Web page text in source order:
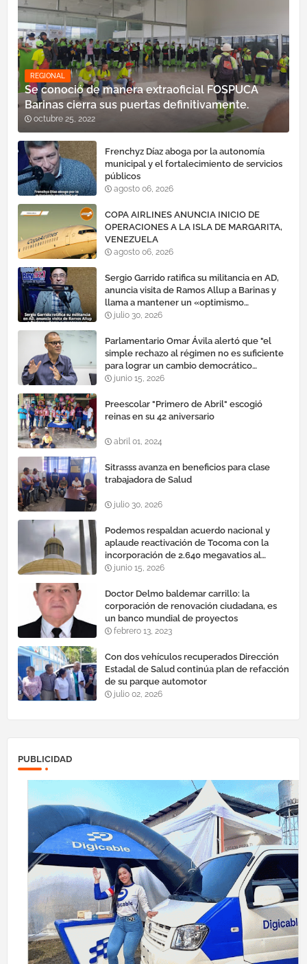
REGIONAL
Se conoció de manera extraoficial FOSPUCA
Barinas cierra sus puertas definitivamente.
octubre 25, 2022
Frenchyz Díaz aboga por la autonomía
municipal y el fortalecimiento de servicios
públicos
agosto 06, 2026
COPA AIRLINES ANUNCIA INICIO DE
OPERACIONES A LA ISLA DE MARGARITA,
VENEZUELA
agosto 06, 2026
Sergio Garrido ratifica su militancia en AD,
anuncia visita de Ramos Allup a Barinas y
llama a mantener un «optimismo
cauteloso»
julio 30, 2026
Parlamentario Omar Ávila alertó que "el
simple rechazo al régimen no es suficiente
para lograr un cambio democrático
efectivo"
junio 15, 2026
Preescolar "Primero de Abril" escogió
reinas en su 42 aniversario
abril 01, 2024
Sitrasss avanza en beneficios para clase
trabajadora de Salud
julio 30, 2026
Podemos respaldan acuerdo nacional y
aplaude reactivación de Tocoma con la
incorporación de 2.640 megavatios al
sistema eléctrico nacional
junio 15, 2026
Doctor Delmo baldemar carrillo: la
corporación de renovación ciudadana, es
un banco mundial de proyectos
febrero 13, 2023
Con dos vehículos recuperados Dirección
Estadal de Salud continúa plan de refacción
de su parque automotor ‎
julio 02, 2026
PUBLICIDAD